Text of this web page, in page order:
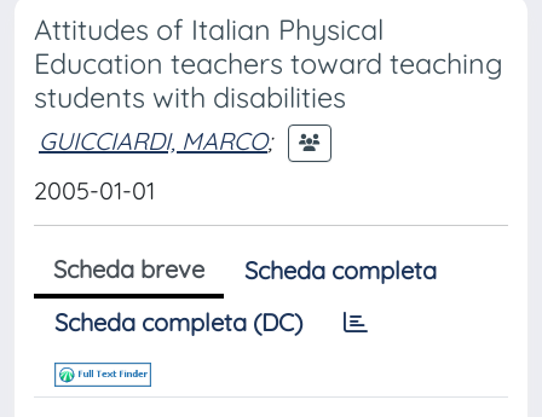
Attitudes of Italian Physical
Education teachers toward teaching
students with disabilities
GUICCIARDI, MARCO;
2005-01-01
Scheda breve
Scheda completa
Scheda completa (DC)